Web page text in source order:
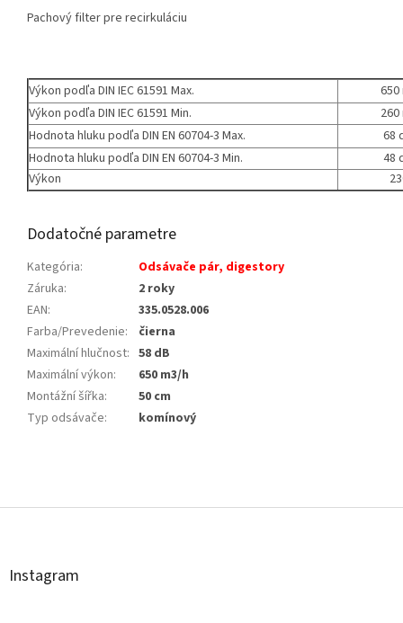
Pachový filter pre recirkuláciu
Výkon podľa DIN IEC 61591 Max.
Výkon podľa DIN IEC 61591 Min.
Hodnota hluku podľa DIN EN 60704-3 Max.
68
Hodnota hluku podľa DIN EN 60704-3 Min.
48
Výkon
Dodatočné parametre
Kategória:
Odsávače pár, digestory
Záruka:
2 roky
EAN:
335.0528.006
Farba/Prevedenie:
čierna
Maximální hlučnost: 58 dB
Maximální výkon:
650 m3/h
Montážní šířka:
50 cm
Typ odsávače: komínový
á
Instagram